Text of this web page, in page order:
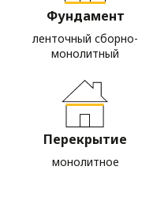
Фундамент
ленточный сборно-
монолитный
Перекрытие
монолитное